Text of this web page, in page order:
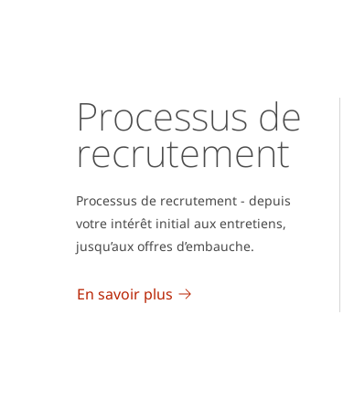
Processus de
recrutement
Processus de recrutement - depuis
votre intérêt initial aux entretiens,
jusqu’aux offres d’embauche.
En savoir plus